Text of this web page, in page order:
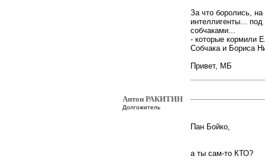
За что боролись,
интеллигенты... под
собчаками...
- которые кормили
Собчака и Бориса
Привет, МБ
Антон РАКИТИН
Долгожитель
Пан Бойко,
а ты сам-то КТО?